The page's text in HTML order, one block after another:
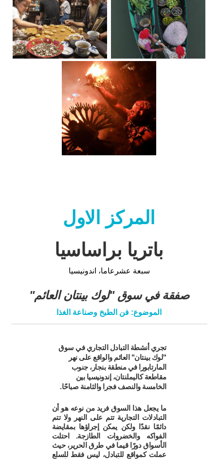
المركز الاول
باتريا براساسيا
سبعة عشرعاما، اندونيسيا
صفقة في سوق "لوك بينتان العائم"
الموضوع: فن الطبخ وصناعة الغذا
تجري أنشطة التبادل التجاري في سوق
"لوك بينتان" العائم والواقع على نهر
المارتابورا في منطقة بنجار، جنوب
مقاطعة كاليملنتان، إندونيسيا بين
الخامسة والنصف فجرا والثامنة صباحًا.
ما يجعل هذا السوق فريد من نوعه هو أن
التبادلات التجارية تتم على النهر ولا تتم
دائمًا نقدًا ولكن يمكن إجراؤها بمقايضة
الفواكه والخضروات الطازجة. احتلت
الأسواق دورًا قيما في طرق الحرير، حيث
عملت كمواقع للتبادل، ليس فقط للسلع